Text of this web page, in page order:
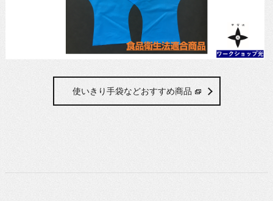
使いきり手袋などおすすめ商品